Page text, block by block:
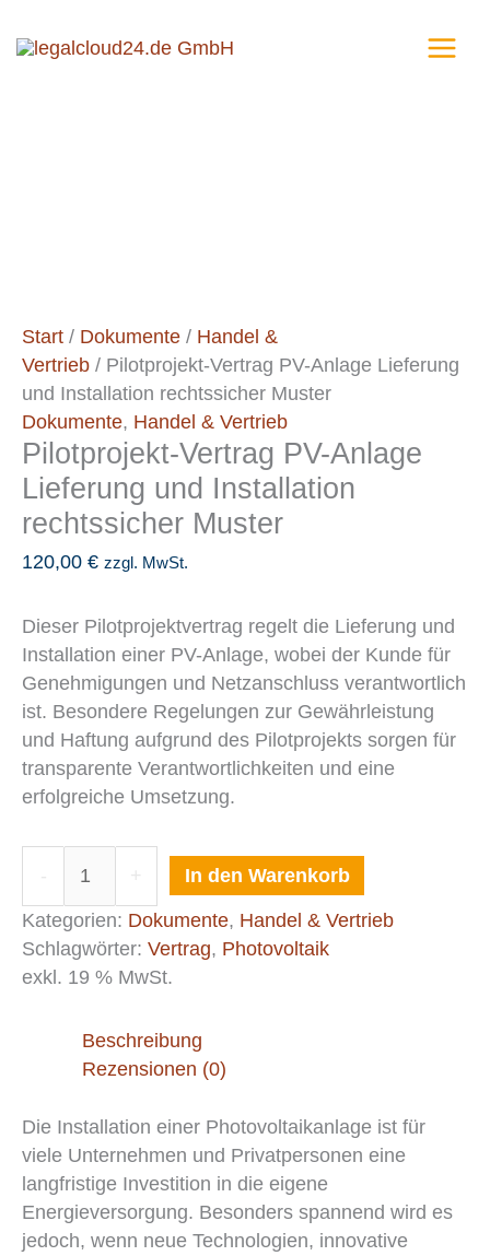
Inhalt
Start / Dokumente / Handel &
Vertrieb / Pilotprojekt-Vertrag PV-Anlage Lieferung
und Installation rechtssicher Muster
Dokumente, Handel & Vertrieb
Pilotprojekt-Vertrag PV-Anlage
Lieferung und Installation
rechtssicher Muster
120,00 € zzgl. MwSt.
Dieser Pilotprojektvertrag regelt die Lieferung und
Installation einer PV-Anlage, wobei der Kunde für
Genehmigungen und Netzanschluss verantwortlich
ist. Besondere Regelungen zur Gewährleistung
und Haftung aufgrund des Pilotprojekts sorgen für
transparente Verantwortlichkeiten und eine
erfolgreiche Umsetzung.
Vertrag
In den Warenkorb
Kategorien: Dokumente, Handel & Vertrieb
Schlagwörter: Vertrag, Photovoltaik
exkl. 19 % MwSt.
Beschreibung
Rezensionen (0)
Die Installation einer Photovoltaikanlage ist für
viele Unternehmen und Privatpersonen eine
langfristige Investition in die eigene
Energieversorgung. Besonders spannend wird es
jedoch, wenn neue Technologien, innovative